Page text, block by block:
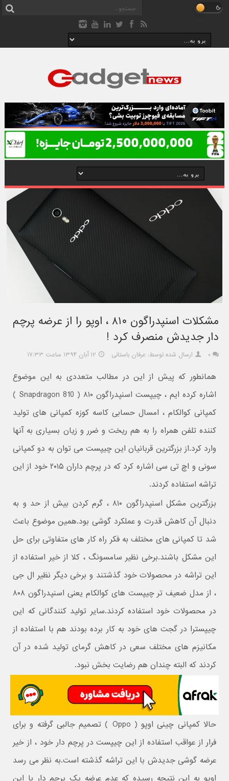
مشکلات اسنپدراگون ۸۱۰ ، اوپو را از عرضه پرچم
دار جدیدش منصرف کرد !
۰ ارسال شده توسط: عرفان باستانی ۱۲ آبان ۱۳۹۴ ساعت ۱۷:۳۳
همانطور که پیش از این در مطالب متعددی به این موضوع
اشاره کرده ایم ، چیپست اسنپدراگون ۸۱۰ ( Snapdragon 810 )
کمپانی کوالکام ، امسال حسابی کاسه کوزه کمپانی های تولید
کننده تلفن همراه را به هم ریخت و ضرر و زیان بسیاری به آنها
وارد کرد.از بزرگترین قربانیان این چیپست می توان به دو کمپانی
سونی و اچ تی سی اشاره کرد که در پرچم داران ۲۰۱۵ خود از این
تراشه استفاده کردند.
بزرگترین مشکل اسنپدراگون ۸۱۰ ، گرم کردن بیش از حد و به
دنبال آن کاهش قدرت و عملکرد گوشی بود.همین موضوع باعث
شد تا کمپانی های مختلف به فکر راه کار های متفاوتی برای حل
این مشکل باشند.برخی نظیر سامسونگ ، کلا از خیر استفاده از
این تراشه در محصولات خود گذشتند و برخی دیگر نظیر ال جی
، از مدل ضعیف تر چیپست های کوالکام یعنی اسنپدراگون ۸۰۸
در محصولات خود استفاده کردند.سایر تولید کنندگانی که این
چیپسترا در گجت های خود به کار برده بودند هم با استفاده از
مکانیزم های مختلف سعی در کاهش گرمای تولید شده در آن
کردند که البته چندان هم رضایت بخش نبود.
حالا کمپانی چینی اوپو ( Oppo ) تصمیم جالبی گرفته و برای
فرار از عواقب استفاده از این چیپست در پرچم دار خود ، از خیر
عرضه گوشی جدیدش با این تراشه گذشته است.به نظر می رسد
اوپو به این نتیجه رسیده که عدم عرضه یک پرچم دار با این